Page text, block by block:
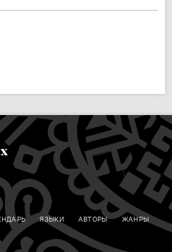
ЯЗЫКИ АВТОРЫ ЖАНРЫ